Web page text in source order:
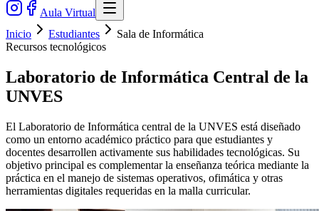
Aula Virtual
Inicio
Estudiantes
Sala de Informática
Recursos tecnológicos
Laboratorio de Informática Central de la
UNVES
El Laboratorio de Informática central de la UNVES está diseñado
como un entorno académico práctico para que estudiantes y
docentes desarrollen activamente sus habilidades tecnológicas. Su
objetivo principal es complementar la enseñanza teórica mediante la
práctica en el manejo de sistemas operativos, ofimática y otras
herramientas digitales requeridas en la malla curricular.